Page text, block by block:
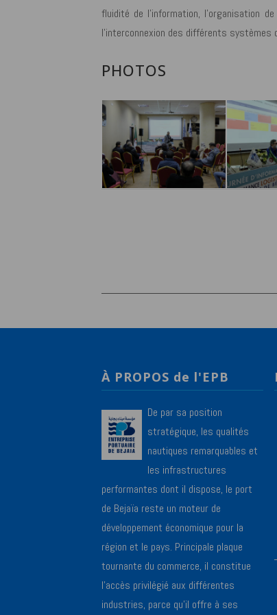
fluidité de l’information, l’organisation
l’interconnexion des différents systèmes
PHOTOS
À PROPOS de l'EPB
De par sa position
stratégique, les qualités
nautiques remarquables et
les infrastructures
performantes dont il dispose, le port
de Bejaïa reste un moteur de
développement économique pour la
région et le pays. Principale plaque
tournante du commerce, il constitue
l’accès privilégié aux différentes
industries, parce qu’il offre à ses